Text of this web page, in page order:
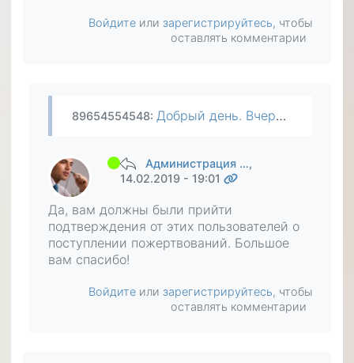
Войдите или зарегистрируйтесь, чтобы
оставлять комментарии
89654554548: Добрый день. Вчера со связью была проблема и боюсь уже спросить у людей, дошли до них деньги или нет. Можно ли, через вас узнать, получили ли эти люди от меня деньги из моего кошелька Яндекс…
Администрация …,
14.02.2019 - 19:01
Да, вам должны были прийти
подтверждения от этих пользователей о
поступлении пожертвований. Большое
вам спасибо!
Войдите или зарегистрируйтесь, чтобы
оставлять комментарии